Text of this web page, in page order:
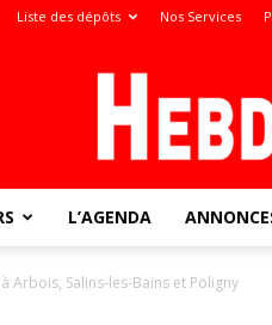
Liste des dépôts Nos Services
L’AGENDA
Arbois, Salins-les-Bains et Poligny